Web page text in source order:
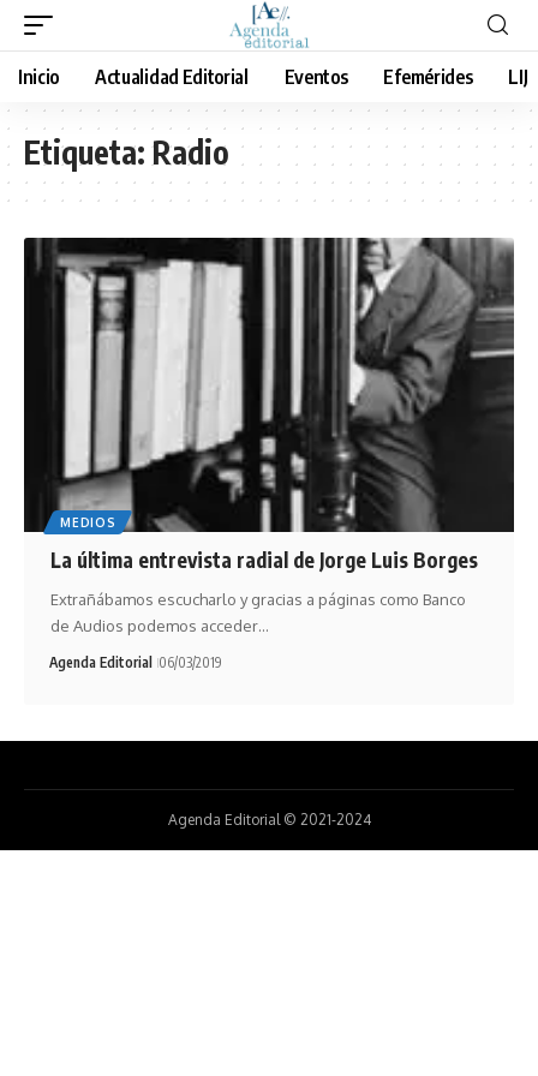
Inicio Actualidad Editorial Eventos Efemérides LIJ
Etiqueta:Radio
MEDIOS
La última entrevista radial de Jorge Luis Borges
Extrañábamos escucharlo y gracias a páginas como Banco
de Audios podemos acceder…
Agenda Editorial 06/03/2019
Agenda Editorial © 2021-2024